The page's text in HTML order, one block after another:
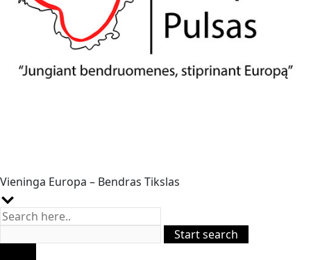
Vieninga Europa – Bendras Tikslas